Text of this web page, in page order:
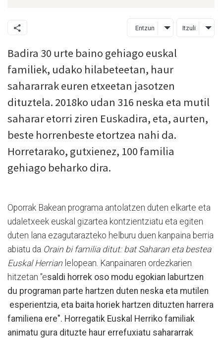
Entzun Itzuli
Badira 30 urte baino gehiago euskal
familiek, udako hilabeteetan, haur
sahararrak euren etxeetan jasotzen
dituztela. 2018ko udan 316 neska eta mutil
saharar etorri ziren Euskadira, eta, aurten,
beste horrenbeste etortzea nahi da.
Horretarako, gutxienez, 100 familia
gehiago beharko dira.
Oporrak Bakean programa antolatzen duten elkarte eta
udaletxeek euskal gizartea kontzientziatu eta egiten
duten lana ezagutarazteko helburu duen kanpaina berria
abiatu da Orain bi familia ditut: bat Saharan eta bestea
Euskal Herrian lelopean. Kanpainaren ordezkarien
hitzetan "esaldi horrek oso modu egokian laburtzen
du programan parte hartzen duten neska eta mutilen
esperientzia, eta baita horiek hartzen dituzten harrera
familiena ere". Horregatik Euskal Herriko familiak
animatu gura dituzte haur errefuxiatu sahararrak